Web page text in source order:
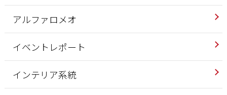
アルファロメオ
イベントレポート
インテリア系統